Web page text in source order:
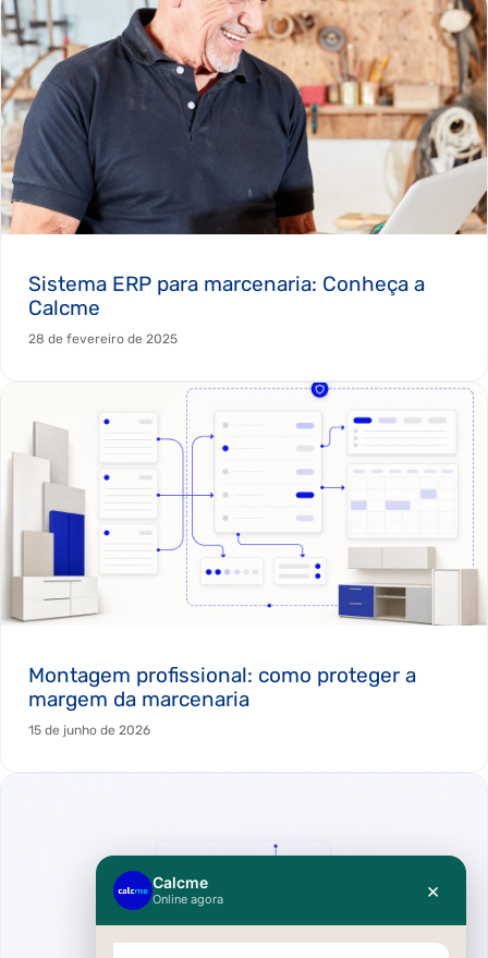
Sistema ERP para marcenaria: Conheça a
Calcme
28 de fevereiro de 2025
Montagem profissional: como proteger a
margem da marcenaria
15 de junho de 2026